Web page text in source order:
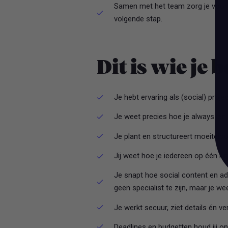
Samen met het team zorg je voor
volgende stap.
Dit is wie je
Je hebt ervaring als (social)
Je weet precies hoe je always-
Je plant en structureert
Jij weet hoe je iedereen op één
Je snapt hoe social content en
geen specialist te zijn, maar je
Je werkt secuur, ziet details én